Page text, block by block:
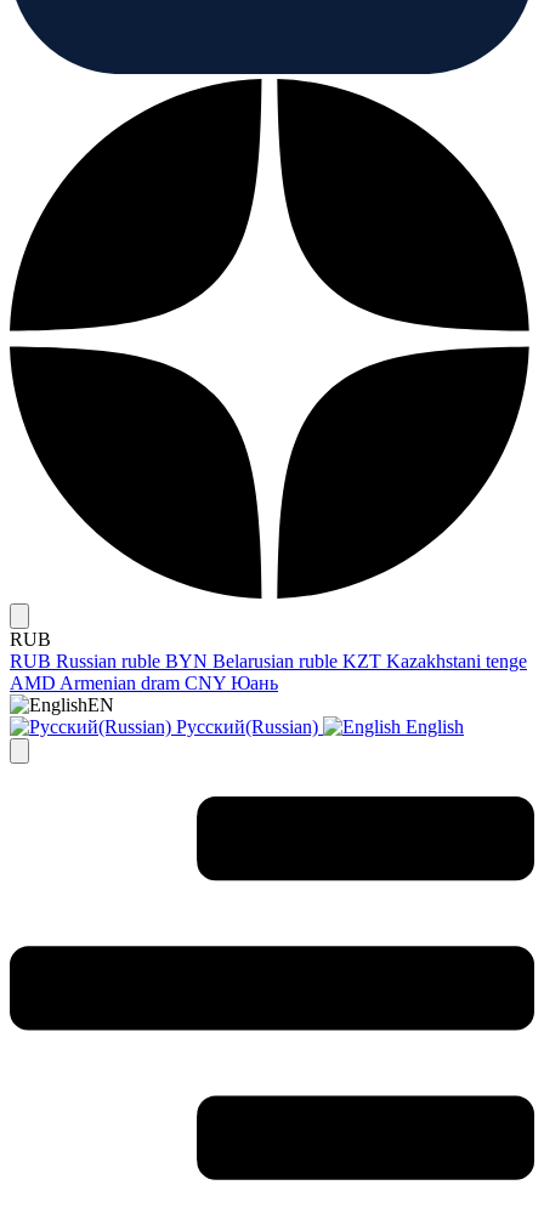
RUB
RUB Russian ruble BYN Belarusian ruble KZT Kazakhstani tenge
AMD Armenian dram CNY Юань
EN
Русский(Russian)
English